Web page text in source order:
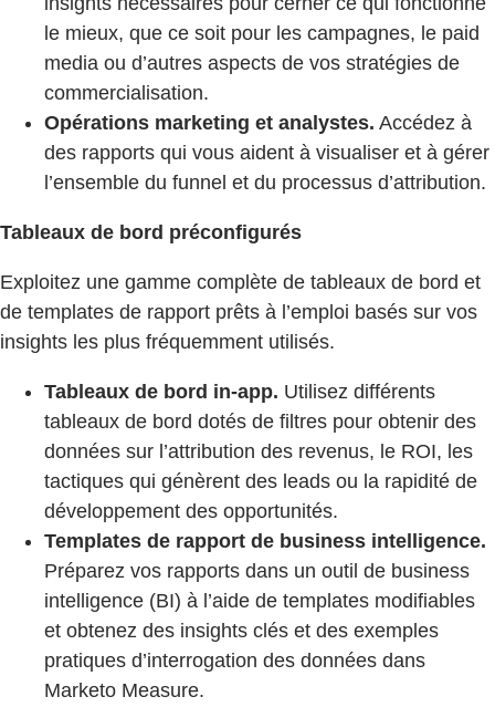
le mieux, que ce soit pour les campagnes, le paid
media ou d’autres aspects de vos stratégies de
commercialisation.
Opérations marketing et analystes. Accédez à
des rapports qui vous aident à visualiser et à gérer
l’ensemble du funnel et du processus d’attribution.
Tableaux de bord préconfigurés
Exploitez une gamme complète de tableaux de bord et
de templates de rapport prêts à l’emploi basés sur vos
insights les plus fréquemment utilisés.
Tableaux de bord in-app. Utilisez différents
tableaux de bord dotés de filtres pour obtenir des
données sur l’attribution des revenus, le ROI, les
tactiques qui génèrent des leads ou la rapidité de
développement des opportunités.
Templates de rapport de business intelligence.
Préparez vos rapports dans un outil de business
intelligence (BI) à l’aide de templates modifiables
et obtenez des insights clés et des exemples
pratiques d’interrogation des données dans
Marketo Measure.